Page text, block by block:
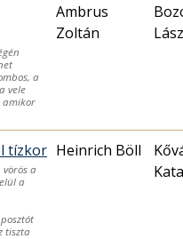
a
vele
amikor
Ambrus
Zoltán
tízkor
vörös a
a
tiszta
Heinrich Böll